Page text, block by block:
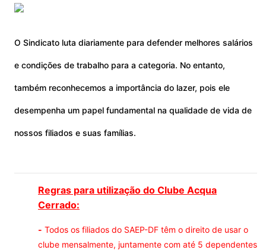
O Sindicato luta diariamente para defender melhores salários
e condições de trabalho para a categoria. No entanto,
também reconhecemos a importância do lazer, pois ele
desempenha um papel fundamental na qualidade de vida de
nossos filiados e suas famílias.
Regras para utilização do Clube Acqua
Cerrado:
- Todos os filiados do SAEP-DF têm o direito de usar o
clube mensalmente, juntamente com até 5 dependentes